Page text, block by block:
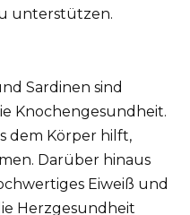
unterstützen.
Sardinen sind
Knochengesundheit.
dem Körper hilft,
Darüber hinaus
Eiweiß und
Herzgesundheit